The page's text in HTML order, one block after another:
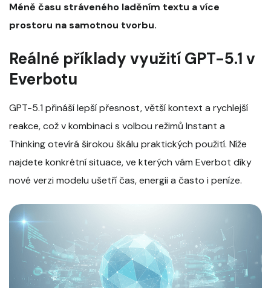
Méně času stráveného laděním textu a více
prostoru na samotnou tvorbu.
Reálné příklady využití GPT-5.1 v
Everbotu
GPT-5.1 přináší lepší přesnost, větší kontext a rychlejší
reakce, což v kombinaci s volbou režimů Instant a
Thinking otevírá širokou škálu praktických použití. Níže
najdete konkrétní situace, ve kterých vám Everbot díky
nové verzi modelu ušetří čas, energii a často i peníze.